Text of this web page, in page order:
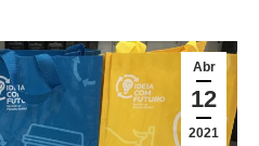
Abr
12
2021